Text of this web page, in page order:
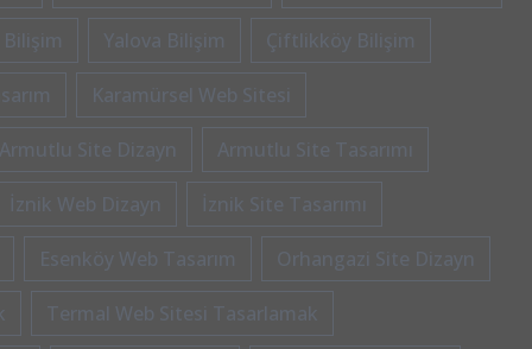
Bilişim Yalova Bilişim Çiftlikköy Bilişim
Karamürsel Web Sitesi
Armutlu Site Dizayn Armutlu Site Tasarımı
İznik Web Dizayn İznik Site Tasarımı
Esenköy Web Tasarım Orhangazi Site Dizayn
Termal Web Sitesi Tasarlamak